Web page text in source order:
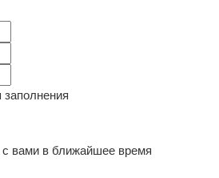
вами в ближайшее время